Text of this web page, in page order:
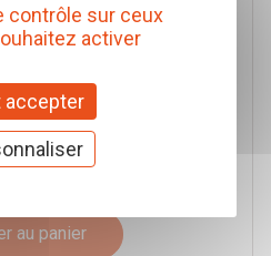
TERRAIN TAMER
+40MM POUR ISUZU
au panier
contrôle sur ceux
activer
accepter